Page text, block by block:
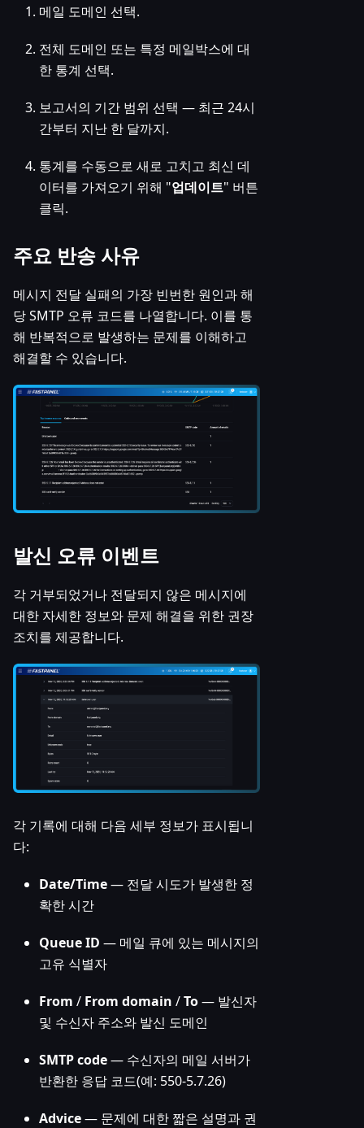
메일 도메인 선택.
전체 도메인 또는 특정 메일박스에 대
한 통계 선택.
보고서의 기간 범위 선택 — 최근 24시
간부터 지난 한 달까지.
통계를 수동으로 새로 고치고 최신 데
이터를 가져오기 위해 "업데이트" 버튼
클릭.
주요 반송 사유
메시지 전달 실패의 가장 빈번한 원인과 해
당 SMTP 오류 코드를 나열합니다. 이를 통
해 반복적으로 발생하는 문제를 이해하고
해결할 수 있습니다.
발신 오류 이벤트
각 거부되었거나 전달되지 않은 메시지에
대한 자세한 정보와 문제 해결을 위한 권장
조치를 제공합니다.
각 기록에 대해 다음 세부 정보가 표시됩니
다:
Date/Time— 전달 시도가 발생한 정
확한 시간
Queue ID — 메일 큐에 있는 메시지의
고유 식별자
From / From domain /To— 발신자
및 수신자 주소와 발신 도메인
SMTP code— 수신자의 메일 서버가
반환한 응답 코드(예: 550-5.7.26)
Advice— 문제에 대한 짧은 설명과 권